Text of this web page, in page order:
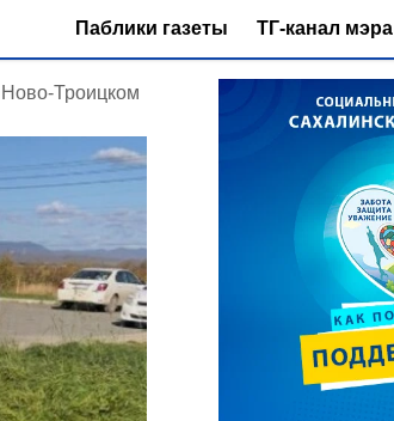
Паблики газеты ТГ-канал мэра
Ново-Троицком